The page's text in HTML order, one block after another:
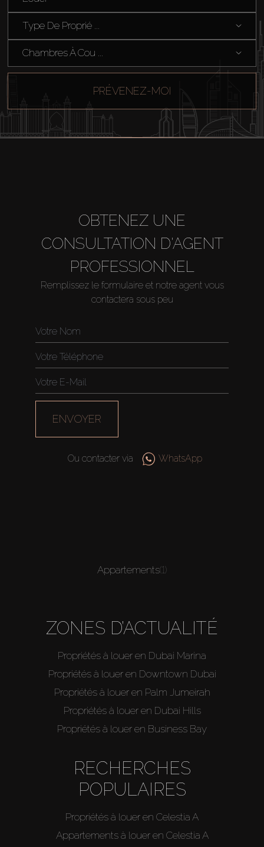
Hors Plan
Agents
Type De Proprié ...
Chambres À Cou ...
PRÉVENEZ-MOI
OBTENEZ UNE
CONSULTATION D'AGENT
PROFESSIONNEL
Remplissez le formulaire et notre agent vous
contactera sous peu
ENVOYER
Ou contacter via WhatsApp
Appartements(1)
ZONES D’ACTUALITÉ
Propriétés à louer en Dubai Marina
Propriétés à louer en Downtown Dubai
Propriétés à louer en Palm Jumeirah
Propriétés à louer en Dubai Hills
Propriétés à louer en Business Bay
RECHERCHES
POPULAIRES
Propriétés à louer en Celestia A
Appartements à louer en Celestia A